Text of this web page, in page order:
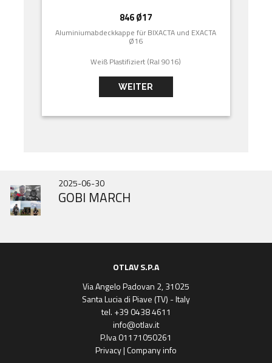
846 Ø17
Aluminiumabdeckkappe für BIXACTA und EXACTA
Ø16
Weiß Plastifiziert (Ral 9016)
WEITER
2026-07-01
DOOR HINGES HISTORY
2025-10-31
NEUE IN343
2025-06-30
GOBI MARCH
OTLAV S.P.A
Via Angelo Padovan 2, 31025
Santa Lucia di Piave (TV) - Italy
tel. +39 0438 4611
info@otlav.it
P.Iva 01171050261
Privacy|Company info